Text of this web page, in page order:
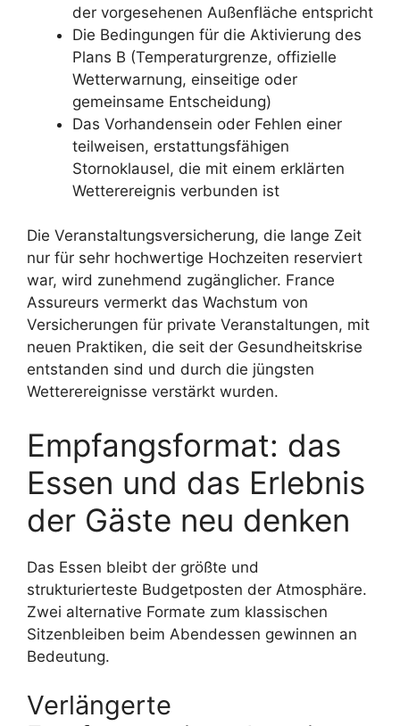
der vorgesehenen Außenfläche entspricht
Die Bedingungen für die Aktivierung des
Plans B (Temperaturgrenze, offizielle
Wetterwarnung, einseitige oder
gemeinsame Entscheidung)
Das Vorhandensein oder Fehlen einer
teilweisen, erstattungsfähigen
Stornoklausel, die mit einem erklärten
Wetterereignis verbunden ist
Die Veranstaltungsversicherung, die lange Zeit
nur für sehr hochwertige Hochzeiten reserviert
war, wird zunehmend zugänglicher. France
Assureurs vermerkt das Wachstum von
Versicherungen für private Veranstaltungen, mit
neuen Praktiken, die seit der Gesundheitskrise
entstanden sind und durch die jüngsten
Wetterereignisse verstärkt wurden.
Empfangsformat: das
Essen und das Erlebnis
der Gäste neu denken
Das Essen bleibt der größte und
strukturierteste Budgetposten der Atmosphäre.
Zwei alternative Formate zum klassischen
Sitzenbleiben beim Abendessen gewinnen an
Bedeutung.
Verlängerte